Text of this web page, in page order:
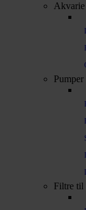
Pumper
Filtre til